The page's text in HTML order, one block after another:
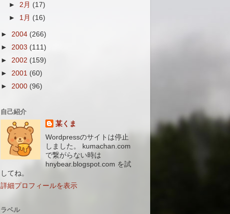
► 2月 (17)
► 1月 (16)
► 2004 (266)
► 2003 (111)
► 2002 (159)
► 2001 (60)
► 2000 (96)
自己紹介
某くま
Wordpressのサイトは停止
しました。 kumachan.com
で繋がらない時は
hnybear.blogspot.com を試
してね。
詳細プロフィールを表示
ラベル